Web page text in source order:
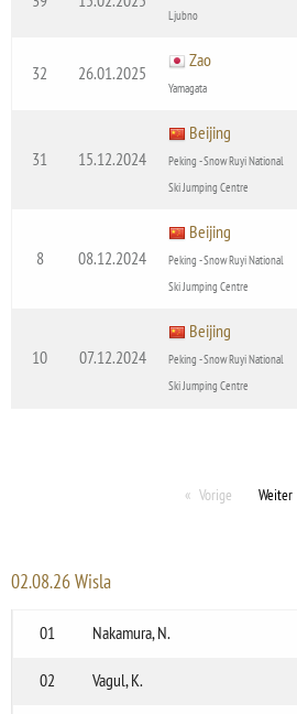
Ljubno
32 26.01.2025
Zao
Yamagata
31 15.12.2024
Beijing
Peking - Snow Ruyi National
Ski Jumping Centre
8 08.12.2024
Beijing
Peking - Snow Ruyi National
Ski Jumping Centre
10 07.12.2024
Beijing
Peking - Snow Ruyi National
Ski Jumping Centre
Vorige Weiter
02.08.26 Wisla
01
Nakamura, N.
02 Vagul, K.